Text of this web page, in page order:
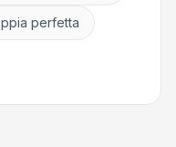
perfetta